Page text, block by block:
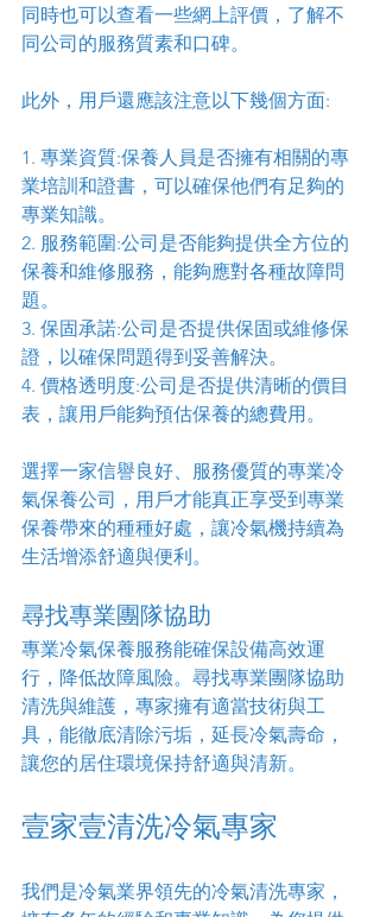
同時也可以查看一些網上評價，了解不
同公司的服務質素和口碑。
此外，用戶還應該注意以下幾個方面:
1. 專業資質:保養人員是否擁有相關的專
業培訓和證書，可以確保他們有足夠的
專業知識。
2. 服務範圍:公司是否能夠提供全方位的
保養和維修服務，能夠應對各種故障問
題。
3. 保固承諾:公司是否提供保固或維修保
證，以確保問題得到妥善解決。
4. 價格透明度:公司是否提供清晰的價目
表，讓用戶能夠預估保養的總費用。
選擇一家信譽良好、服務優質的專業冷
氣保養公司，用戶才能真正享受到專業
保養帶來的種種好處，讓冷氣機持續為
生活增添舒適與便利。
尋找專業團隊協助
專業冷氣保養服務能確保設備高效運
行，降低故障風險。尋找專業團隊協助
清洗與維護，專家擁有適當技術與工
具，能徹底清除污垢，延長冷氣壽命，
讓您的居住環境保持舒適與清新。
壹家壹清洗冷氣專家
我們是冷氣業界領先的冷氣清洗專家，